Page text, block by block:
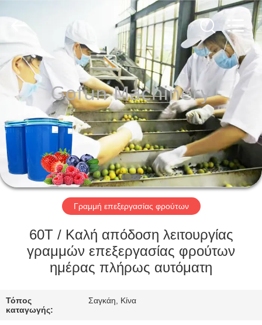
ΣΠΊΤΙ
ΠΡΟΪΌΝΤΑ
ΒΊΝΤΕΟ
ΕΜΦΆΝΙΣΗ
VR
ΠΕΡΊΠΟΥ
ΕΜΕΊΣ
ΕΡΓΟΣΤΑΣΊΩΝ
Rights
Γραμμή επεξεργασίας φρούτων
60T / Καλή απόδοση λειτουργίας
γραμμών επεξεργασίας φρούτων
ημέρας πλήρως αυτόματη
Τόπος
καταγωγής:
Σαγκάη, Κίνα